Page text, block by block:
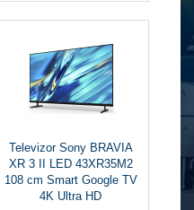
Televizor Sony BRAVIA
XR 3 II LED 43XR35M2
108 cm Smart Google TV
4K Ultra HD